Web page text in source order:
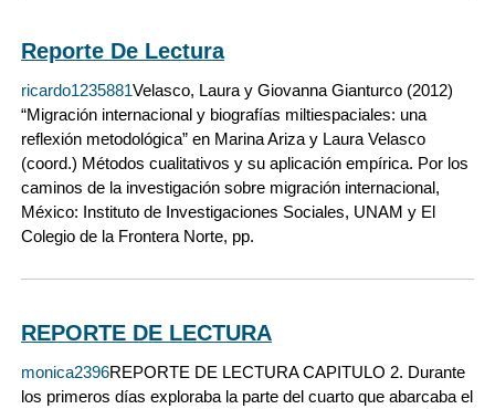
Reporte De Lectura
ricardo1235881Velasco, Laura y Giovanna Gianturco (2012)
“Migración internacional y biografías miltiespaciales: una
reflexión metodológica” en Marina Ariza y Laura Velasco
(coord.) Métodos cualitativos y su aplicación empírica. Por los
caminos de la investigación sobre migración internacional,
México: Instituto de Investigaciones Sociales, UNAM y El
Colegio de la Frontera Norte, pp.
REPORTE DE LECTURA
monica2396REPORTE DE LECTURA CAPITULO 2. Durante
los primeros días exploraba la parte del cuarto que abarcaba el